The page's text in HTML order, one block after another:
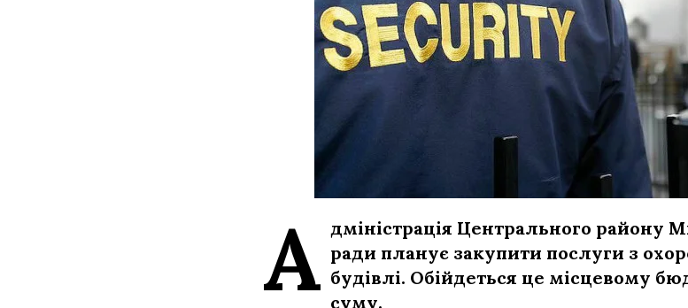
А дміністрація Центрального району
ради планує закупити послуги з
будівлі. Обійдеться це місцевому
суму.